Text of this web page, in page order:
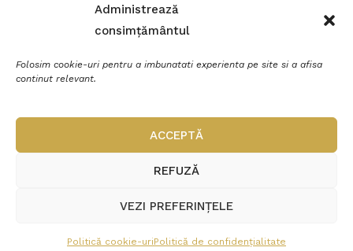
Administrează
consimțământul
Folosim cookie-uri pentru a imbunatati experienta pe site si a afisa
continut relevant.
ACCEPTĂ
REFUZĂ
VEZI PREFERINȚELE
Politică cookie-uriPolitică de confidențialitate
SENSATION WEDDING VIBE SRL
Cod fiscal46000360
contact@sensationmoments.ro
WAcademy.ro